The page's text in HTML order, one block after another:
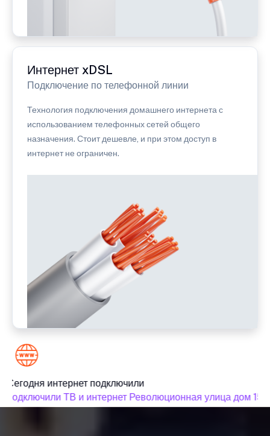
Интернет xDSL
Подключение по телефонной линии
Технология подключения домашнего интернета с
использованием телефонных сетей общего
назначения. Стоит дешевле, и при этом доступ в
интернет не ограничен.
Сегодня интернет подключили
подключили ТВ и интернет Революционная улица дом 154